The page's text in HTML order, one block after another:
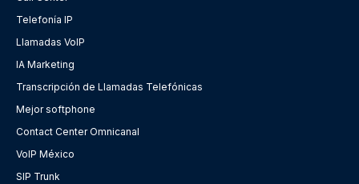
Telefonía IP
Llamadas VoIP
IA Marketing
Transcripción de Llamadas Telefónicas
Mejor softphone
Contact Center Omnicanal
VoIP México
SIP Trunk